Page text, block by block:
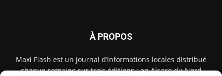
À PROPOS
Maxi Flash est un journal d’informations locales distribué
chaque semaine sur trois éditions : en Alsace du Nord